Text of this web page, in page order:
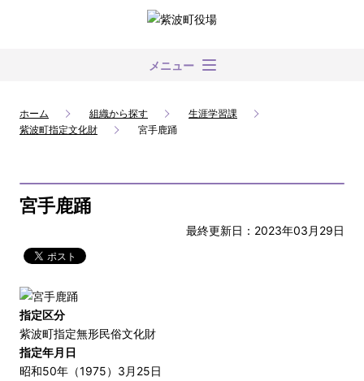
メニュー
ホーム 組織から探す
生涯学習課
紫波町指定文化財
宮手鹿踊
宮手鹿踊
最終更新日：2023年03月29日
指定区分
紫波町指定無形民俗文化財
指定年月日
昭和50年（1975）3月25日